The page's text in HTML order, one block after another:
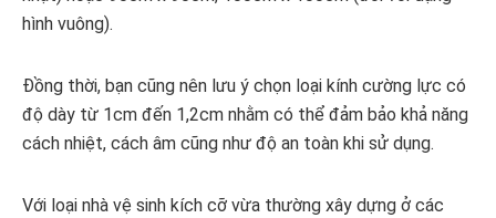
hình vuông).
Đồng thời, bạn cũng nên lưu ý chọn loại kính cường lực có
độ dày từ 1cm đến 1,2cm nhằm có thể đảm bảo khả năng
cách nhiệt, cách âm cũng như độ an toàn khi sử dụng.
Với loại nhà vệ sinh kích cỡ vừa thường xây dựng ở các